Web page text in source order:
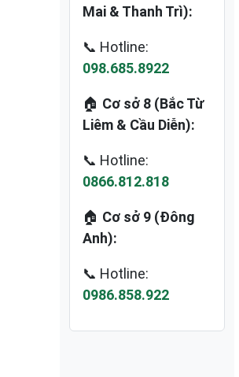
Mai & Thanh Trì):
📞 Hotline:
098.685.8922
🏠 Cơ sở 8 (Bắc Từ
Liêm & Cầu Diễn):
📞 Hotline:
0866.812.818
🏠 Cơ sở 9 (Đông
Anh):
📞 Hotline:
0986.858.922